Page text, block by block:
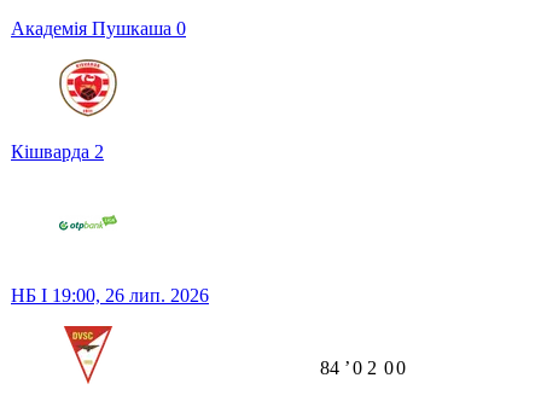
Академія Пушкаша 0
Кішварда 2
НБ I 19:00, 26 лип. 2026
84 ʼ0 2 00